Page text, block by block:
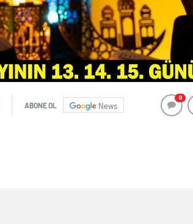
ABONE OL News
0